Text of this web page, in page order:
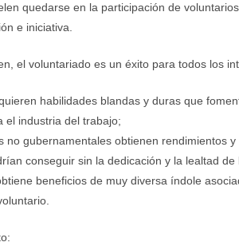
quedarse en la participación de
e iniciativa.
el voluntariado es un éxito para todos los
habilidades blandas y duras que
el industria del trabajo;
no gubernamentales obtienen rendimientos
conseguir sin la dedicación y la lealtad
beneficios de muy diversa índole